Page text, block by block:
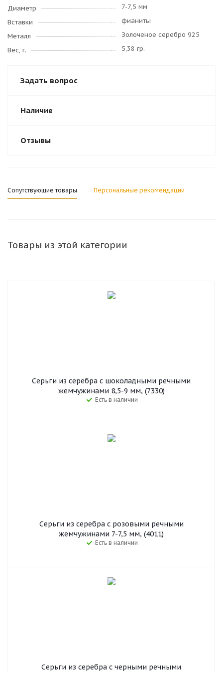
Диаметр
7-7,5 мм
Вставки
фианиты
Металл
Золоченое серебро 925
Вес, г.
5,38 гр.
Задать вопрос
Наличие
Отзывы
Сопутствующие товары Персональные рекомендации
Товары из этой категории
Серьги из серебра с шоколадными речными
жемчужинами 8,5-9 мм, (7330)
Есть в наличии
Серьги из серебра с розовыми речными
жемчужинами 7-7,5 мм, (4011)
Есть в наличии
Серьги из серебра с черными речными